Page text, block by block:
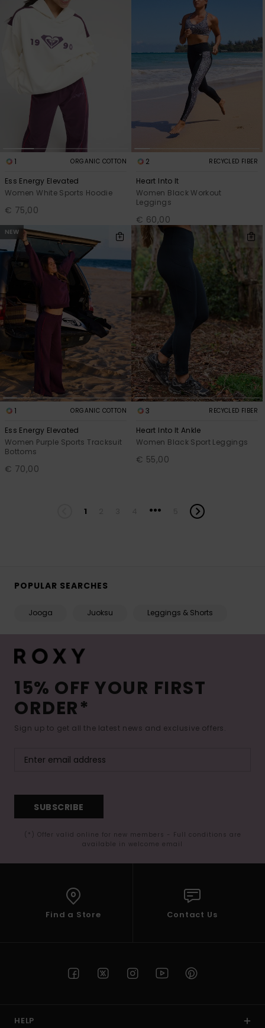
1 ORGANIC COTTON
Ess Energy Elevated
Women White Sports Hoodie
€ 75,00
2 RECYCLED FIBER
Heart Into It
Women Black Workout
Leggings
€ 60,00
NEW
1 ORGANIC COTTON
Ess Energy Elevated
Women Purple Sports Tracksuit
Bottoms
€ 70,00
3 RECYCLED FIBER
Heart Into It Ankle
Women Black Sport Leggings
€ 55,00
1 ...
POPULAR SEARCHES
Jooga Juoksu Leggings & Shorts
15% OFF YOUR FIRST
ORDER*
Sign up to get all the latest news and exclusive offers.
SUBSCRIBE
(*) Offer valid online for new members - Full conditions are
available in welcome email
Find a Store Contact Us
HELP